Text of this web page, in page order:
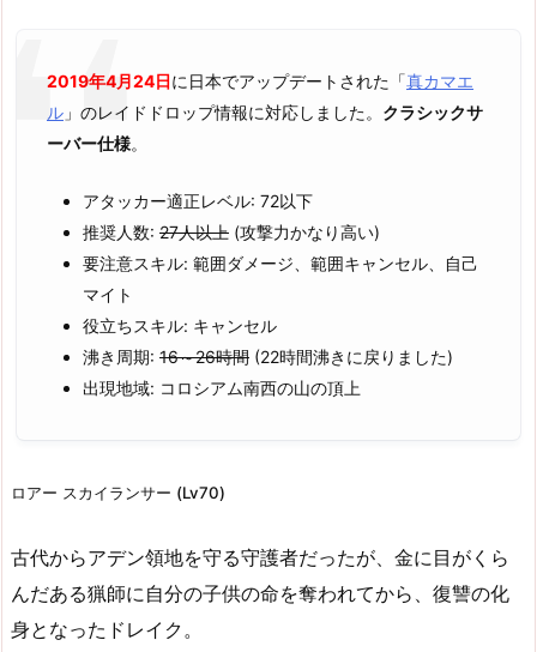
2019年4月24日に日本でアップデートされた「真カマエ
ル 」のレイドドロップ情報に対応しました。 クラシックサ
ーバー仕様。
アタッカー適正レベル: 72以下
推奨人数: 27人以上 (攻撃力かなり高い)
要注意スキル: 範囲ダメージ、範囲キャンセル、自己
マイト
役立ちスキル: キャンセル
沸き周期: 16～26時間 (22時間沸きに戻りました)
出現地域: コロシアム南西の山の頂上
ロアー スカイランサー (Lv70)
古代からアデン領地を守る守護者だったが、金に目がくら
んだある猟師に自分の子供の命を奪われてから、復讐の化
身となったドレイク。